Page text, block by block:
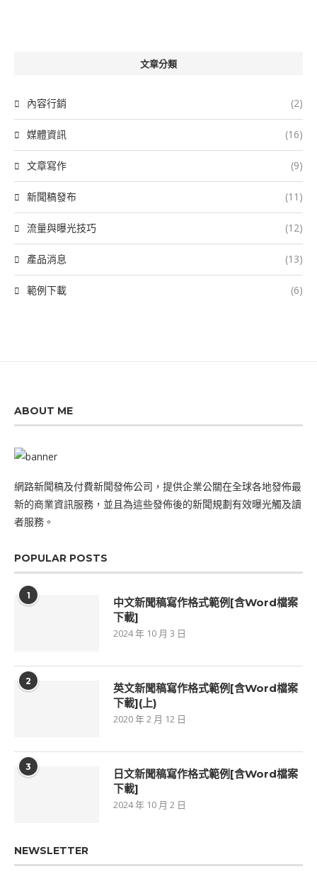
文章分類
內容行銷 (2)
媒體資訊 (16)
文章寫作 (9)
新聞稿發布 (11)
流量與曝光技巧 (12)
產品消息 (13)
範例下載 (6)
ABOUT ME
網路新聞稿及付費新聞發佈公司，提供企業公關在全球各地發佈最
新的商業資訊服務，並且為這些發佈後的新聞規劃有效曝光觸及讀
者服務。
POPULAR POSTS
1
中文新聞稿寫作格式範例[含Word檔案
下載]
2024 年 10 月 3 日
2
英文新聞稿寫作格式範例[含Word檔案
下載](上)
2020 年 2 月 12 日
3
日文新聞稿寫作格式範例[含Word檔案
下載]
2024 年 10 月 2 日
NEWSLETTER